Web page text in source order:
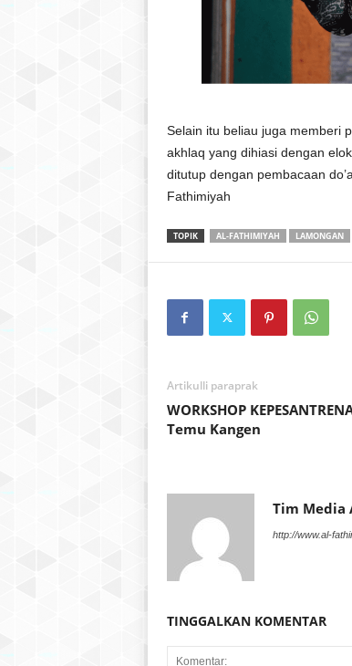
Selain itu beliau juga memberi
akhlaq yang dihiasi dengan
ditutup dengan pembacaan
Fathimiyah
TOPIK AL-FATHIMIYAH LAMONGAN
Artikulli paraprak
WORKSHOP
Temu Kangen
Tim Media
http://www.al-
TINGGALKAN KOMENTAR